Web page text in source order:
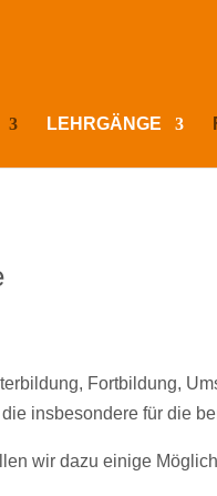
LEHRGÄNGE
Fortbildung,
insbesondere für die
wir dazu einige